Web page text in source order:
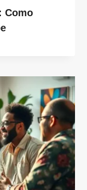
Como